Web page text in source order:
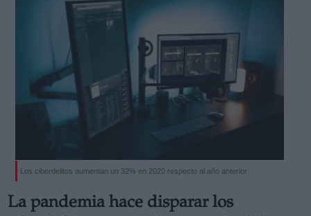
Los ciberdelitos aumentan un 32% en 2020 respecto al año anterior
La pandemia hace disparar los